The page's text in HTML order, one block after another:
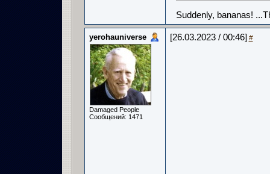
Suddenly, bananas!
yerohauniverse
Damaged People
Сообщений: 1471
[26.03.2023 / 00:46] #